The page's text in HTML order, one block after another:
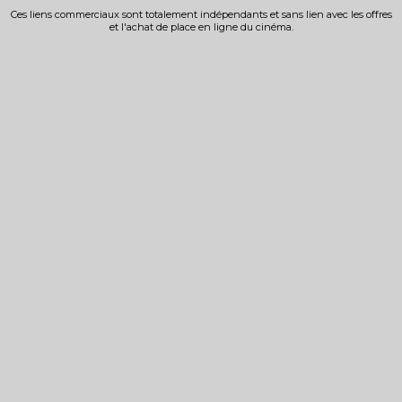
Ces liens commerciaux sont totalement indépendants et sans lien avec les offres
et l'achat de place en ligne du cinéma.